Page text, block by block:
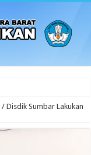
/ Disdik Sumbar Lakukan